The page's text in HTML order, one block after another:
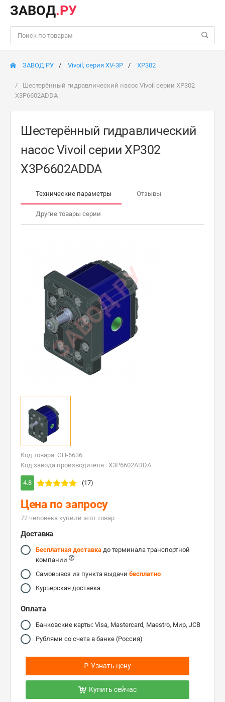
ЗАВОД.РУ
ЗАВОД РУ Vivoil, серия XV-3P XP302
Шестерённый гидравлический насос Vivoil серии XP302
X3P6602ADDA
Шестерённый гидравлический
насос Vivoil серии XP302
X3P6602ADDA
Технические параметры Отзывы
Другие товары серии
Код товара: GH-6636
Код завода производителя : X3P6602ADDA
4.8 (17)
Цена по запросу
72 человекa купили этот товар
Доставка
Бесплатная доставка до терминала транспортной
компании
Самовывоз из пункта выдачи бесплатно
Курьерская доставка
Оплата
Банковские карты: Visa, Mastercard, Maestro, Мир, JCB
Рублями со счета в банке (Россия)
₽ Узнать цену
Купить сейчас